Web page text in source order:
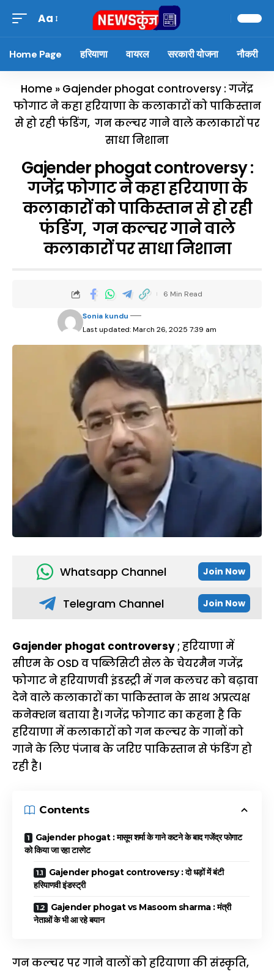
Aa
Home Page हरियाणा वायरल सरकारी योजना नौकरी
Home » Gajender phogat controversy : गजेंद्र
फोगाट ने कहा हरियाणा के कलाकारों को पाकिस्तान
से हो रही फंडिंग, गन कल्चर गाने वाले कलाकारों पर
साधा निशाना
Gajender phogat controversy :
गजेंद्र फोगाट ने कहा हरियाणा के
कलाकारों को पाकिस्तान से हो रही
फंडिंग, गन कल्चर गाने वाले
कलाकारों पर साधा निशाना
Last updated: March 26, 2025 7:39 am
Sonia kundu
6 Min Read
Whatsapp Channel Join Now
Telegram Channel Join Now
Gajender phogat controversy; हरियाणा में
सीएम के OSD व पब्लिसिटी सेल के चेयरमैन गजेंद्र
फोगाट ने हरियाणवी इंडस्ट्री में गन कलचर को बढ़ावा
देने वाले कलाकारों का पाकिस्तान के साथ अप्रत्यक्ष
कनेक्शन बताया है। गजेंद्र फोगाट का कहना है कि
हरियाणा में कलाकारों को गन कल्चर के गानों को
गाने के लिए पंजाब के जरिए पाकिस्तान से फंडिंग हो
रही है।
Contents
Gajender phogat : मासूम शर्मा के गाने कटने के बाद गजेंद्र फोगाट
को किया जा रहा टारगेट
Gajender phogat controversy : दो धड़ों में बंटी
हरियाणवी इंडस्ट्री
Gajender phogat vs Masoom sharma : मंत्री
नेताओं के भी आ रहे बयान
गन कल्चर पर गाने वालों को हरियाणा की संस्कृति,